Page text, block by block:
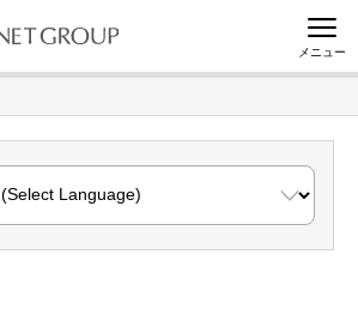
メニュー